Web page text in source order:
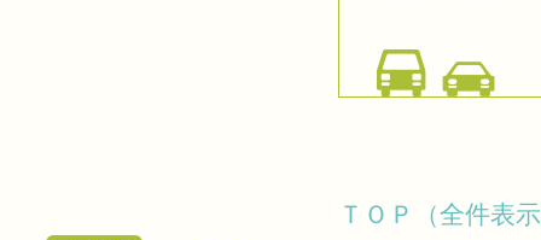
ＴＯＰ（全件表